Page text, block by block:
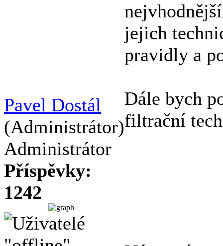
Pavel Dostál
(Administrátor)
Administrátor
Příspěvky:
1242
jejich
pravidly a
Dále bych
filtrační